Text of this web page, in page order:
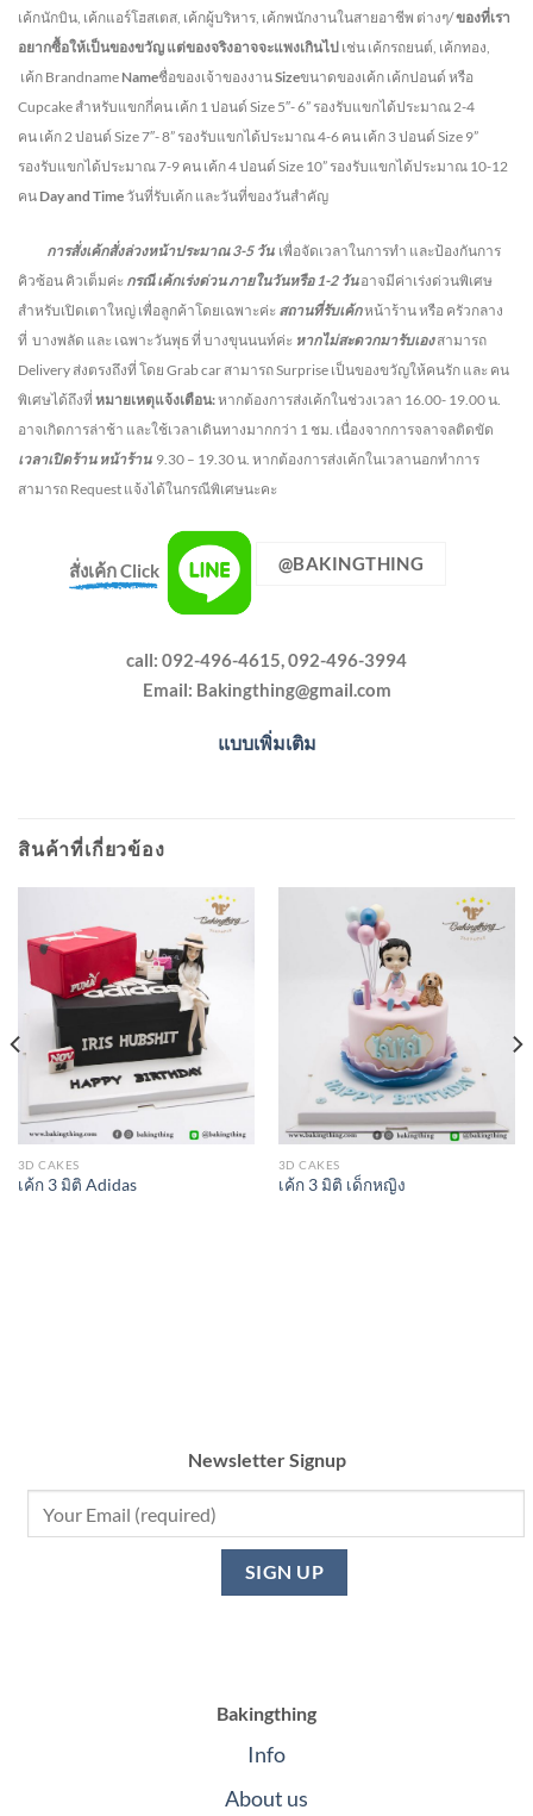
เค้กนักบิน, เค้กแอร์โฮสเตส, เค้กผู้บริหาร, เค้กพนักงานในสายอาชีพ ต่างๆ/ของที่เรา
อยากซื้อให้เป็นของขวัญ แต่ของจริงอาจจะแพงเกินไป เช่น เค้กรถยนต์, เค้กทอง,
เค้ก Brandname Nameชื่อของเจ้าของงานSizeขนาดของเค้ก เค้กปอนด์ หรือ
Cupcake สำหรับแขกกี่คน เค้ก 1 ปอนด์ Size 5″- 6” รองรับแขกได้ประมาณ 2-4
คน เค้ก 2 ปอนด์ Size 7″- 8” รองรับแขกได้ประมาณ 4-6 คน เค้ก 3 ปอนด์ Size 9”
รองรับแขกได้ประมาณ 7-9 คน เค้ก 4 ปอนด์ Size 10” รองรับแขกได้ประมาณ 10-12
คน Day and Time วันที่รับเค้ก และวันที่ของวันสำคัญ
การสั่งเค้กสั่งล่วงหน้าประมาณ3-5 วัน เพื่อจัดเวลาในการทำ และป้องกันการ
คิวซ้อน คิวเต็มค่ะ กรณี เค้กเร่งด่วนภายในวันหรือ 1-2 วัน อาจมีค่าเร่งด่วนพิเศษ
สำหรับเปิดเตาใหญ่ เพื่อลูกค้าโดยเฉพาะค่ะ สถานที่รับเค้กหน้าร้าน หรือ ครัวกลาง
ที่ บางพลัด และ เฉพาะวันพุธ ที่ บางขุนนนท์ค่ะ หากไม่สะดวกมารับเองสามารถ
Delivery ส่งตรงถึงที่ โดย Grab car สามารถ Surprise เป็นของขวัญให้คนรัก และ คน
พิเศษได้ถึงที่ หมายเหตุแจ้งเตือน:หากต้องการส่งเค้กในช่วงเวลา 16.00- 19.00 น.
อาจเกิดการล่าช้า และใช้เวลาเดินทางมากกว่า 1 ชม. เนื่องจากการจลาจลติดขัด
เวลาเปิดร้าน หน้าร้าน 9.30 – 19.30 น. หากต้องการส่งเค้กในเวลานอกทำการ
สามารถ Request แจ้งได้ในกรณีพิเศษนะคะ
สั่งเค้ก Click @BAKINGTHING
call: 092-496-4615, 092-496-3994
Email: Bakingthing@gmail.com
แบบเพิ่มเติม
สินค้าที่เกี่ยวข้อง
3D CAKES
เค้ก 3 มิติ Adidas
3D CAKES
เค้ก 3 มิติ เด็กหญิง
Newsletter Signup
Bakingthing
Info
About us